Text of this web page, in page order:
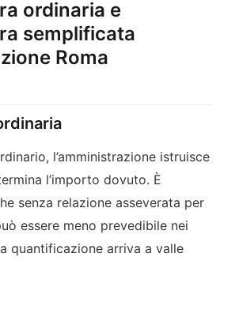
ordinaria e
semplificata
Roma
l’amministrazione istruisce
l’importo dovuto. È
senza relazione asseverata per
essere meno prevedibile nei
quantificazione arriva a valle